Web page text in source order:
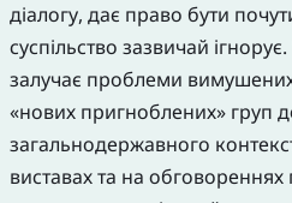
діалогу, дає право бути
суспільство зазвичай
залучає проблеми
«нових пригноблених» груп
загальнодержавного
виставах та на обговореннях